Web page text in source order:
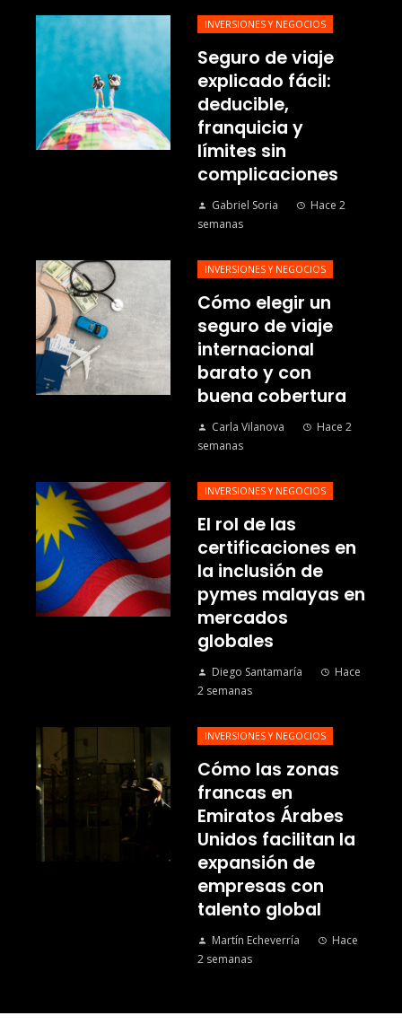
INVERSIONES Y NEGOCIOS
Seguro de viaje
explicado fácil:
deducible,
franquicia y
límites sin
complicaciones
Gabriel Soria
Hace 2
semanas
INVERSIONES Y NEGOCIOS
Cómo elegir un
seguro de viaje
internacional
barato y con
buena cobertura
Carla Vilanova
Hace 2
semanas
INVERSIONES Y NEGOCIOS
El rol de las
certificaciones en
la inclusión de
pymes malayas en
mercados
globales
Diego Santamaría
Hace
2 semanas
INVERSIONES Y NEGOCIOS
Cómo las zonas
francas en
Emiratos Árabes
Unidos facilitan la
expansión de
empresas con
talento global
Martín Echeverría
Hace
2 semanas